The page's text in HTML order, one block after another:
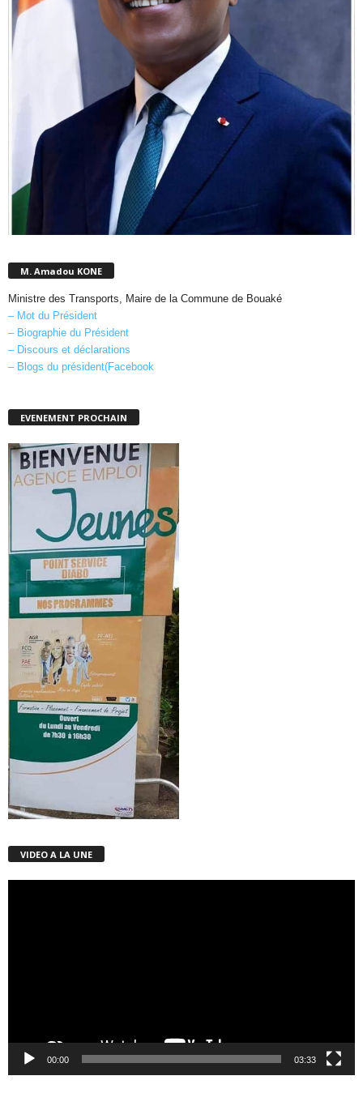
M. Amadou KONE
Ministre des Transports, Maire de la Commune de Bouaké
– Mot du Président
– Biographie du Président
– Discours et déclarations
– Blogs du président(Facebook
EVENEMENT PROCHAIN
VIDEO A LA UNE
00:00 03:33